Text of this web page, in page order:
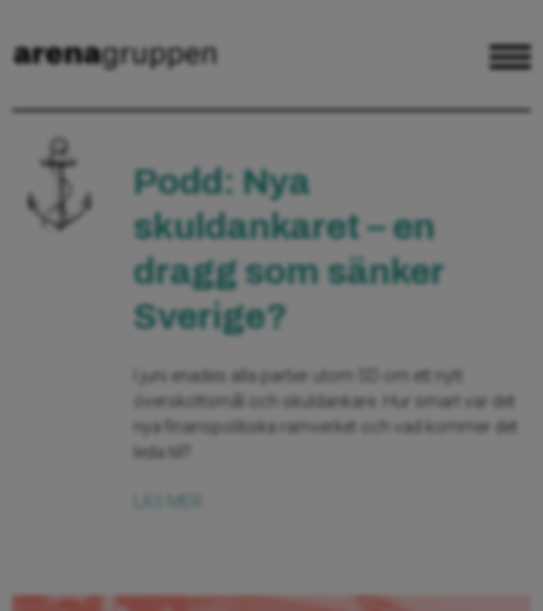
Podd: Nya
skuldankaret – en
dragg som sänker
Sverige?
I juni enades alla partier utom SD om ett nytt
överskottsmål och skuldankare. Hur smart var det
nya finanspolitiska ramverket och vad kommer det
leda till?